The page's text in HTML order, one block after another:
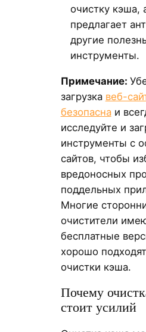
очистку кэша,
предлагает
другие
инструменты.
Примечание:
загрузка веб-
безопаснаи
исследуйте и
инструменты с
сайтов, чтобы
вредоносных
поддельных
Многие
очистители
бесплатные
хорошо
очистки кэша.
Почему
стоит усилий